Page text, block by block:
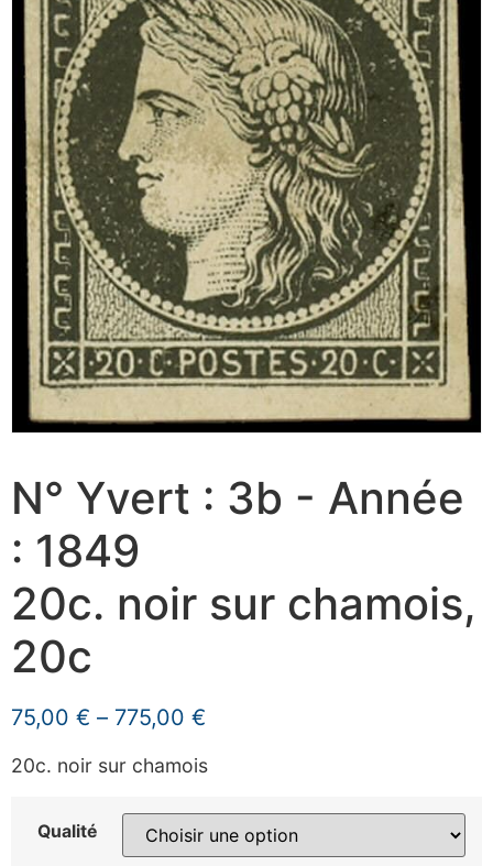
N° Yvert : 3b - Année
: 1849
20c. noir sur chamois,
20c
75,00 € – 775,00 €
20c. noir sur chamois
Qualité